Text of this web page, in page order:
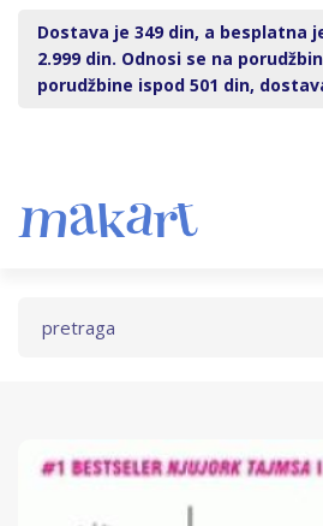
Dostava je 349 din, a besplatna
2.999 din. Odnosi se na
porudžbine ispod 501 din,